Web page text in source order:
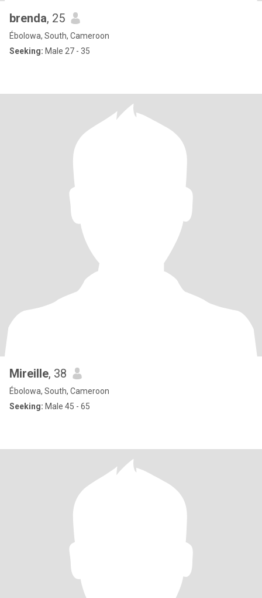
brenda, 25
Ébolowa, South, Cameroon
Seeking: Male 27 - 35
Mireille, 38
Ébolowa, South, Cameroon
Seeking: Male 45 - 65